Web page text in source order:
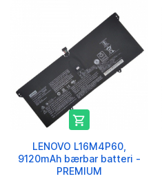

LENOVO L16M4P60,
9120mAh bærbar batteri -
PREMIUM